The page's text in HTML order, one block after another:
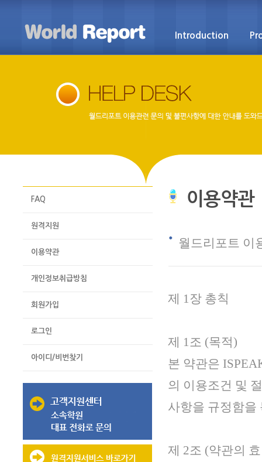
Introduction
FAQ
원격지원
이용약관
개인정보취급방침
회원가입
로그인
아이디/비번찾기
이용약관
월드리포트 이
제 1장 총칙
제 1조 (목적)
본 약관은
의 이용조건 및
사항을 규정함을
제 2조 (약관의